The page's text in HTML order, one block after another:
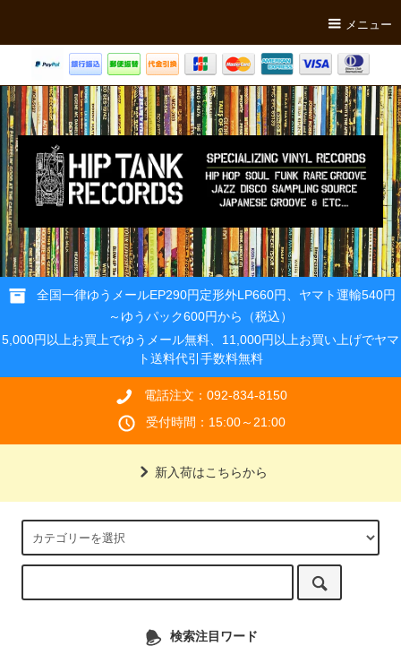
メニュー
全国一律ゆうメールEP290円定形外LP660円、ヤマト運輸540円
～ゆうパック600円から（税込）
5,000円以上お買上でゆうメール無料、11,000円以上お買い上げでヤマ
ト送料代引手数料無料
電話注文：092-834-8150
受付時間：15:00～21:00
新入荷はこちらから
検索注目ワード